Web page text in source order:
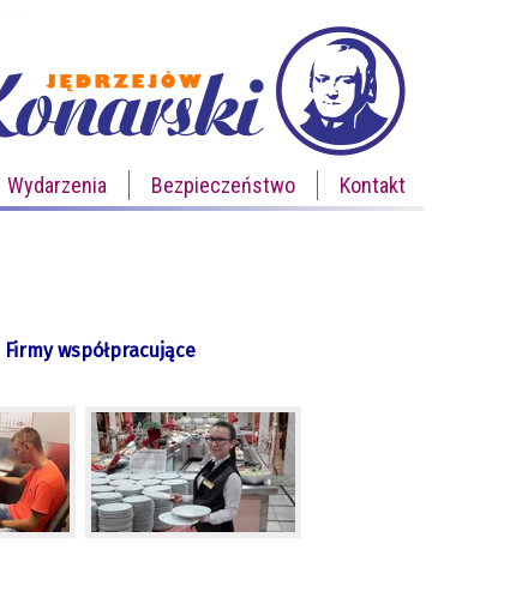
Wydarzenia Bezpieczeństwo Kontakt
Firmy współpracujące